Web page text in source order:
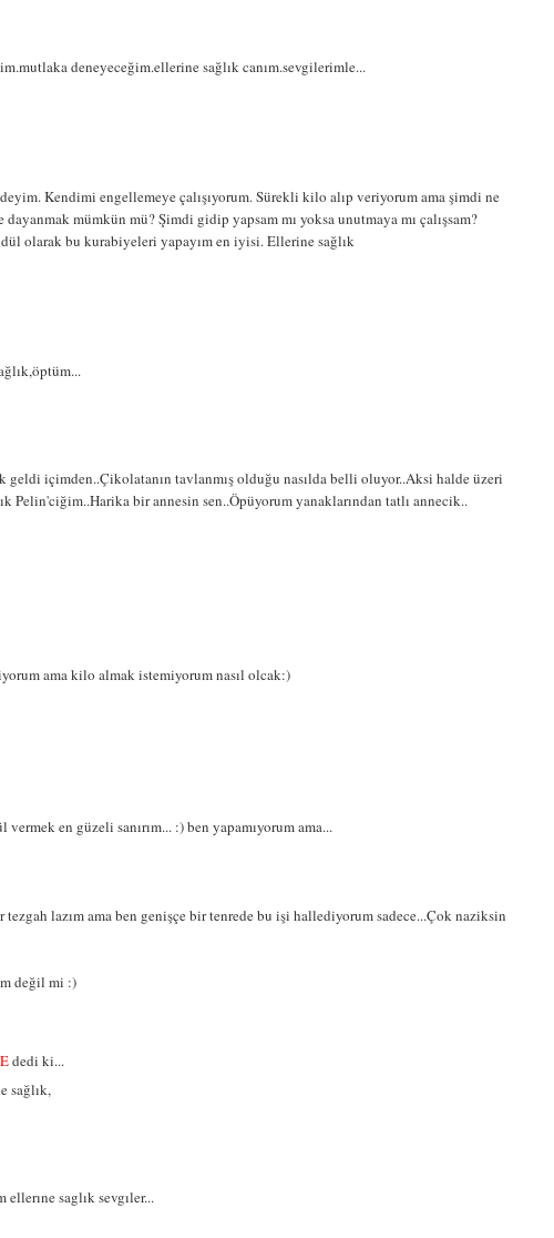
deneyeceğim.ellerine sağlık canım.sevgilerimle...
Kendimi engellemeye çalışıyorum. Sürekli kilo alıp veriyorum ama şimdi ne
mümkün mü? Şimdi gidip yapsam mı yoksa unutmaya mı çalışsam?
olarak bu kurabiyeleri yapayım en iyisi. Ellerine sağlık
içimden..Çikolatanın tavlanmış olduğu nasılda belli oluyor..Aksi halde üzeri
Pelin'ciğim..Harika bir annesin sen..Öpüyorum yanaklarından tatlı annecik..
ama kilo almak istemiyorum nasıl olcak:)
en güzeli sanırım... :) ben yapamıyorum ama...
lazım ama ben genişçe bir tenrede bu işi hallediyorum sadece...Çok naziksin
değil mi :)
dedi ki...
sağlık,
saglık sevgıler...